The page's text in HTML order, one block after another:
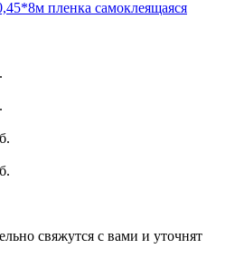
свяжутся с вами и уточнят